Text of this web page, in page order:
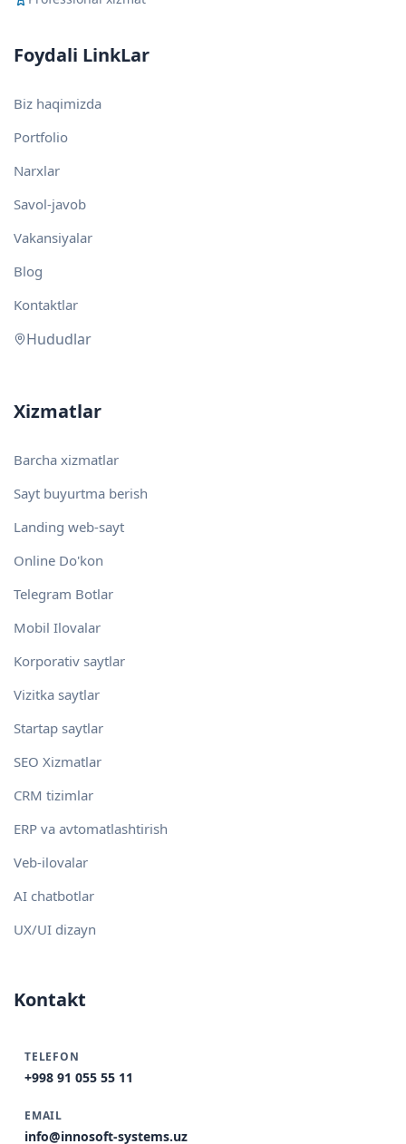
Foydali LinkLar
Biz haqimizda
Portfolio
Narxlar
Savol-javob
Vakansiyalar
Blog
Kontaktlar
Hududlar
Xizmatlar
Barcha xizmatlar
Sayt buyurtma berish
Landing web-sayt
Online Do'kon
Telegram Botlar
Mobil Ilovalar
Korporativ saytlar
Vizitka saytlar
Startap saytlar
SEO Xizmatlar
CRM tizimlar
ERP va avtomatlashtirish
Veb-ilovalar
AI chatbotlar
UX/UI dizayn
Kontakt
TELEFON
+998 91 055 55 11
EMAIL
info@innosoft-systems.uz